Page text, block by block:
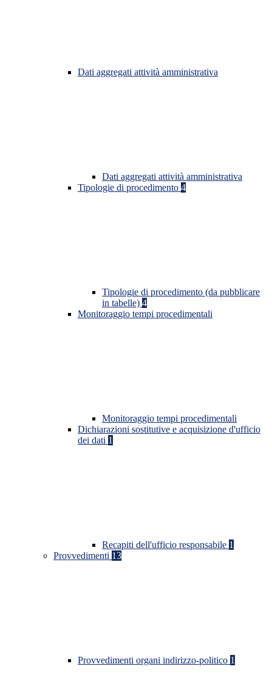
Dati aggregati attività amministrativa
Dati aggregati attività amministrativa
Tipologie di procedimento 4
Tipologie di procedimento (da pubblicare
in tabelle) 4
Monitoraggio tempi procedimentali
Monitoraggio tempi procedimentali
Dichiarazioni sostitutive e acquisizione d'ufficio
dei dati 1
Recapiti dell'ufficio responsabile 1
Provvedimenti 13
Provvedimenti organi indirizzo-politico 1